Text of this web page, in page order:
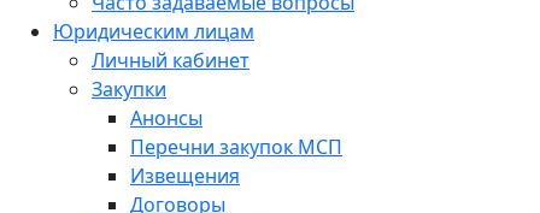
Юридическим лицам
Личный кабинет
Закупки
Анонсы
Перечни закупок МСП
Извещения
Договоры